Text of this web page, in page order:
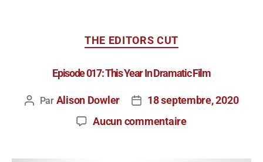
THE EDITORS CUT
Episode 017: This Year In Dramatic Film
Par Alison Dowler
18 septembre, 2020
Aucun commentaire